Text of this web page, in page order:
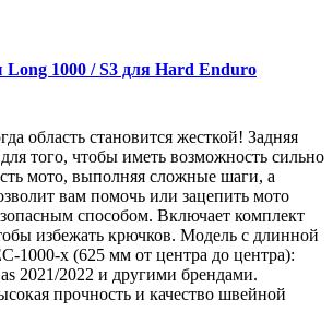
1000 / S3 для Hard Enduro
область становится жесткой! Задняя
того, чтобы иметь возможность сильно
мото, выполняя сложные шаги, а
вам помочь или зацепить мото
способом. Включает комплект
избежать крючков. Модель с длинной
1000-x (625 мм от центра до центра):
2021/2022 и другими брендами.
прочность и качество швейной